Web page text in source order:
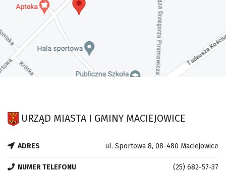
URZĄD MIASTA I GMINY MACIEJOWICE
ADRES ul. Sportowa 8, 08-480 Maciejowice
NUMER TELEFONU (25) 682-57-37